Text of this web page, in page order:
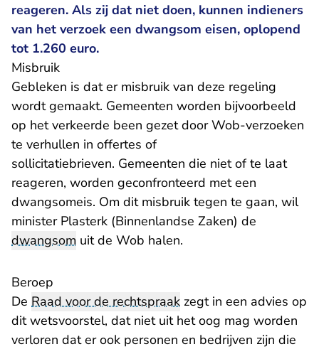
reageren. Als zij dat niet doen, kunnen indieners
van het verzoek een dwangsom eisen, oplopend
tot 1.260 euro.
Misbruik
Gebleken is dat er misbruik van deze regeling
wordt gemaakt. Gemeenten worden bijvoorbeeld
op het verkeerde been gezet door Wob-verzoeken
te verhullen in offertes of
sollicitatiebrieven. Gemeenten die niet of te laat
reageren, worden geconfronteerd met een
dwangsomeis. Om dit misbruik tegen te gaan, wil
minister Plasterk (Binnenlandse Zaken) de
dwangsom uit de Wob halen.
Beroep
De Raad voor de rechtspraak zegt in een advies op
dit wetsvoorstel, dat niet uit het oog mag worden
verloren dat er ook personen en bedrijven zijn die